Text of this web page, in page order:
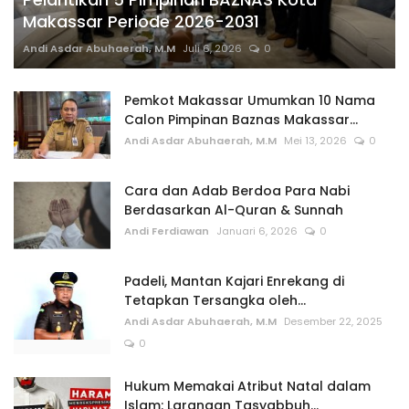
Makassar Periode 2026-2031
Andi Asdar Abuhaerah, M.M Juli 6, 2026 0
Pemkot Makassar Umumkan 10 Nama
Calon Pimpinan Baznas Makassar...
Andi Asdar Abuhaerah, M.M Mei 13, 2026 0
Cara dan Adab Berdoa Para Nabi
Berdasarkan Al-Quran & Sunnah
Andi Ferdiawan Januari 6, 2026 0
Padeli, Mantan Kajari Enrekang di
Tetapkan Tersangka oleh...
Andi Asdar Abuhaerah, M.M Desember 22, 2025
0
Hukum Memakai Atribut Natal dalam
Islam: Larangan Tasyabbuh...